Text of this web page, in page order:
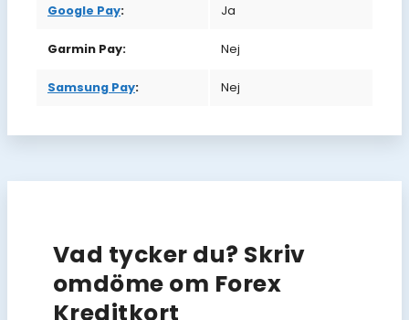
Google Pay: Ja
Garmin Pay: Nej
Samsung Pay: Nej
Vad tycker du? Skriv
omdöme om Forex
Kreditkort